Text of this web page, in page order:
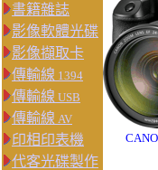
書籍雜誌
影像軟體光碟
影像擷取卡
傳輸線 1394
傳輸線 USB
傳輸線 AV
印相印表機
代客光碟製作
C